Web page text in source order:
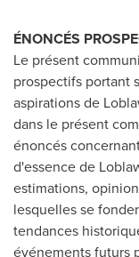
ÉNONCÉS
Le présent
prospectifs portant
aspirations de
dans le présent
énoncés
d'essence de
estimations,
lesquelles se
tendances
événements futurs